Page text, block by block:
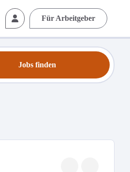
Für Arbeitgeber
Jobs finden